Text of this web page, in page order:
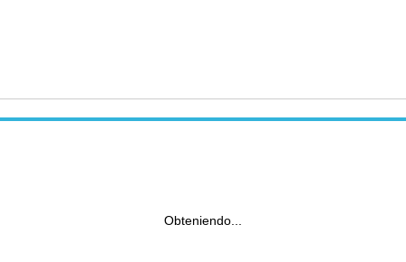
Obteniendo...